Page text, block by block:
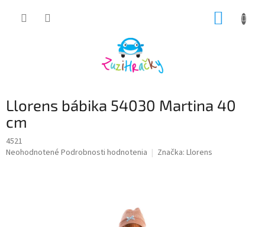
Llorens bábika 54030 Martina 40
cm
4521
Priemerné
Neohodnotené Podrobnosti hodnotenia Značka: Llorens